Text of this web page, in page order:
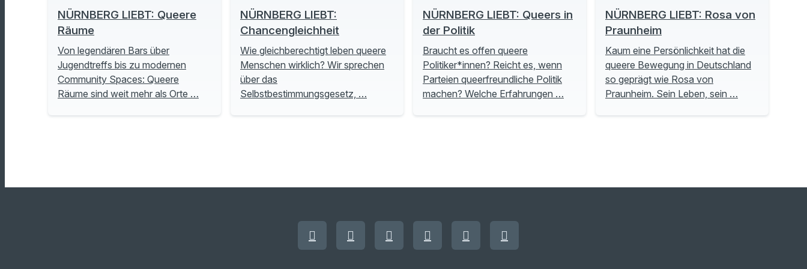
NÜRNBERG LIEBT: Queere
Räume
Von legendären Bars über
Jugendtreffs bis zu modernen
Community Spaces: Queere
Räume sind weit mehr als Orte …
NÜRNBERG LIEBT:
Chancengleichheit
Wie gleichberechtigt leben queere
Menschen wirklich? Wir sprechen
über das
Selbstbestimmungsgesetz, …
NÜRNBERG LIEBT: Queers in
der Politik
Braucht es offen queere
Politiker*innen? Reicht es, wenn
Parteien queerfreundliche Politik
machen? Welche Erfahrungen …
NÜRNBERG LIEBT: Rosa von
Praunheim
Kaum eine Persönlichkeit hat die
queere Bewegung in Deutschland
so geprägt wie Rosa von
Praunheim. Sein Leben, sein …